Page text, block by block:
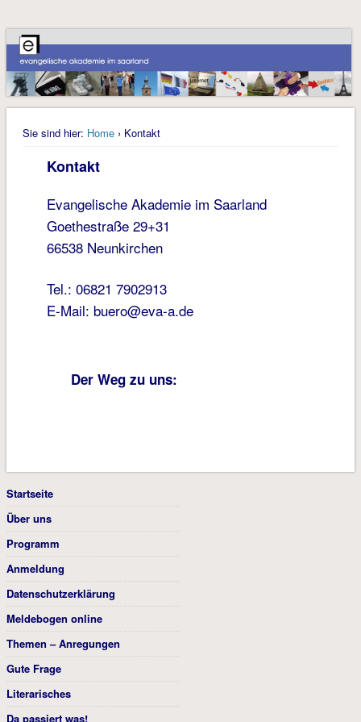
Sie sind hier: Home› Kontakt
Kontakt
Evangelische Akademie im Saarland
Goethestraße 29+31
66538 Neunkirchen
Tel.: 06821 7902913
E-Mail: buero@eva-a.de
Der Weg zu uns:
Startseite
Über uns
Programm
Anmeldung
Datenschutzerklärung
Meldebogen online
Themen – Anregungen
Gute Frage
Literarisches
Da passiert was!